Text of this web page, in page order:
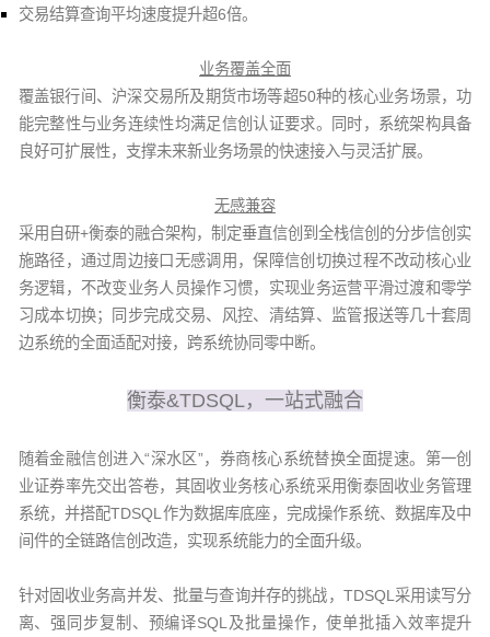
交易结算查询平均速度提升超6倍。
业务覆盖全面
覆盖银行间、沪深交易所及期货市场等超50种的核心业务场景，功
能完整性与业务连续性均满足信创认证要求。同时，系统架构具备
良好可扩展性，支撑未来新业务场景的快速接入与灵活扩展。
无感兼容
采用自研+衡泰的融合架构，制定垂直信创到全栈信创的分步信创实
施路径，通过周边接口无感调用，保障信创切换过程不改动核心业
务逻辑，不改变业务人员操作习惯，实现业务运营平滑过渡和零学
习成本切换；同步完成交易、风控、清结算、监管报送等几十套周
边系统的全面适配对接，跨系统协同零中断。
衡泰&TDSQL，一站式融合
随着金融信创进入“深水区”，券商核心系统替换全面提速。第一创
业证券率先交出答卷，其固收业务核心系统采用衡泰固收业务管理
系统，并搭配TDSQL作为数据库底座，完成操作系统、数据库及中
间件的全链路信创改造，实现系统能力的全面升级。
针对固收业务高并发、批量与查询并存的挑战，TDSQL采用读写分
离、强同步复制、预编译SQL及批量操作，使单批插入效率提升